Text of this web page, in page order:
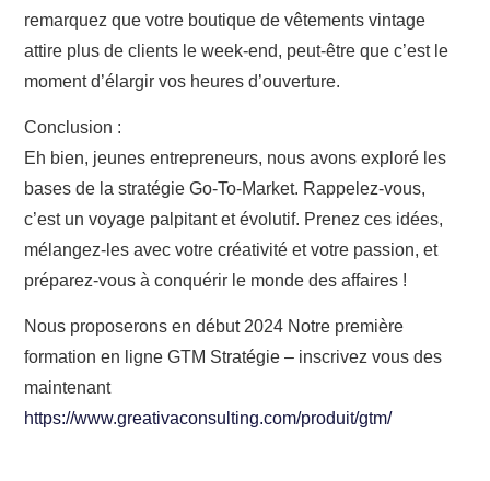
remarquez que votre boutique de vêtements vintage
attire plus de clients le week-end, peut-être que c’est le
moment d’élargir vos heures d’ouverture.
Conclusion :
Eh bien, jeunes entrepreneurs, nous avons exploré les
bases de la stratégie Go-To-Market. Rappelez-vous,
c’est un voyage palpitant et évolutif. Prenez ces idées,
mélangez-les avec votre créativité et votre passion, et
préparez-vous à conquérir le monde des affaires !
Nous proposerons en début 2024 Notre première
formation en ligne GTM Stratégie – inscrivez vous des
maintenant
https://www.greativaconsulting.com/produit/gtm/